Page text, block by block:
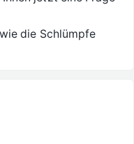
die Schlümpfe